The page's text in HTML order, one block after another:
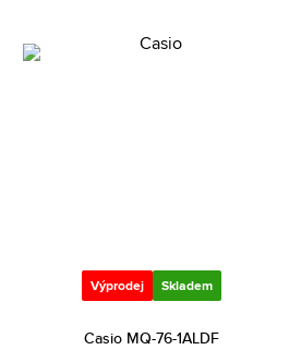
Výprodej Skladem
Casio MQ-76-1ALDF